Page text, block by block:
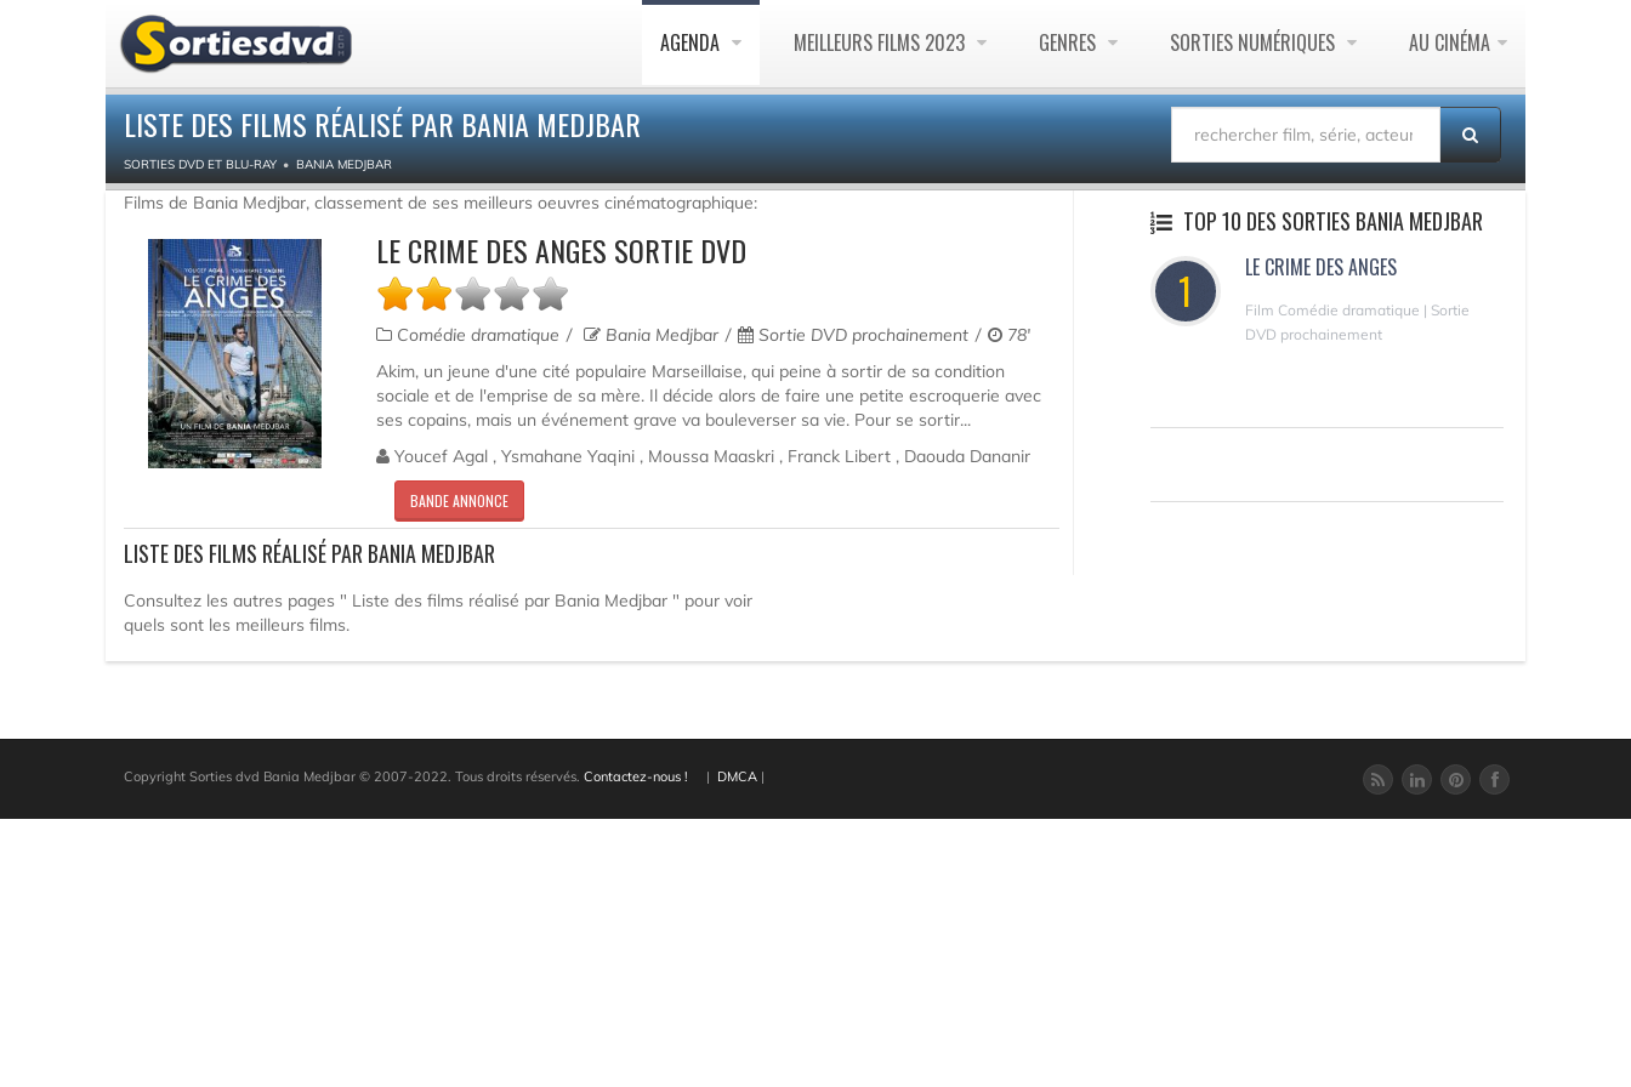
AGENDA MEILLEURS FILMS 2023 GENRES SORTIES NUMÉRIQUES AU CINÉMA
LISTE DES FILMS RÉALISÉ PAR BANIA MEDJBAR
SORTIES DVD ET BLU-RAY BANIA MEDJBAR
Films de Bania Medjbar, classement de ses meilleurs oeuvres cinématographique:
LE CRIME DES ANGES SORTIE DVD
Comédie dramatique Bania Medjbar Sortie DVD prochainement
78'
Akim, un jeune d'une cité populaire Marseillaise, qui peine à sortir de sa condition
sociale et de l'emprise de sa mère. Il décide alors de faire une petite escroquerie avec
ses copains, mais un événement grave va bouleverser sa vie. Pour se sortir...
Youcef Agal , Ysmahane Yaqini , Moussa Maaskri , Franck Libert , Daouda Dananir
BANDE ANNONCE
LISTE DES FILMS RÉALISÉ PAR BANIA MEDJBAR
Consultez les autres pages " Liste des films réalisé par Bania Medjbar " pour voir
quels sont les meilleurs films.
TOP 10 DES SORTIES BANIA MEDJBAR
1 LE CRIME DES ANGES
Film Comédie dramatique | Sortie
DVD prochainement
Copyright Sorties dvd Bania Medjbar © 2007-2022. Tous droits réservés. Contactez-nous ! | DMCA |